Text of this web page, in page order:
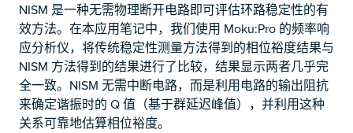
NISM 是一种无需物理断开电路即可评估环路稳定性的有
效方法。在本应用笔记中，我们使用 Moku:Pro 的频率响
应分析仪，将传统稳定性测量方法得到的相位裕度结果与
NISM 方法得到的结果进行了比较，结果显示两者几乎完
全一致。NISM 无需中断电路，而是利用电路的输出阻抗
来确定谐振时的 Q 值（基于群延迟峰值），并利用这种
关系可靠地估算相位裕度。